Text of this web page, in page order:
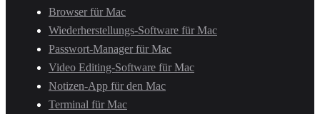
Browser für Mac
Wiederherstellungs-Software für Mac
Passwort-Manager für Mac
Video Editing-Software für Mac
Notizen-App für den Mac
Terminal für Mac